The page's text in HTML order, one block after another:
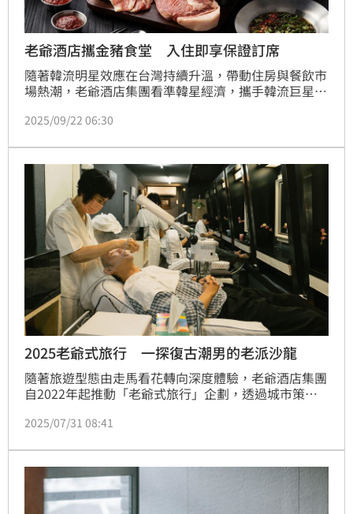
老爺酒店攜金豬食堂 入住即享保證訂席
隨著韓流明星效應在台灣持續升溫，帶動住房與餐飲市
場熱潮，老爺酒店集團看準韓星經濟，攜手韓流巨星慶
「爺饗金豬」限量住房專案，自2025年10月1日起至
店、北投老爺酒店、南港老爺行旅、老爺會館台北林
森、老爺會館台北南西等六家飯店官網預訂指定專案，
即可享有「金豬食堂」限定餐期雙人保證席次，首波訂
房將於9月
2025/09/22 06:30
2025老爺式旅行 一探復古潮男的老派沙龍
隨著旅遊型態由走馬看花轉向深度體驗，老爺酒店集團
自2022年起推動「老爺式旅行」企劃，透過城市策展
合地方文化與生活觀察的旅行提案。老爺式旅行今年以
場」、「老街生活」、「城市運轉」到「在地風土」，
帶領旅人走進城市清晨時刻。即日起至10月31日止，
「老爺式旅行」專案將於老爺酒店官網獨家販售，雙人
成行每晚最低3,
2025/07/31 08:41